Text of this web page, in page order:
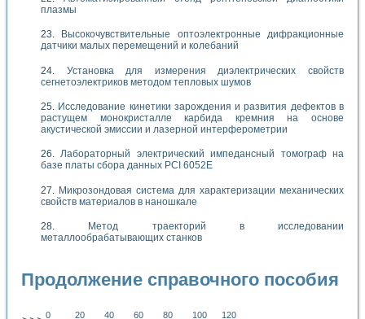
плазмы
Высокочувствительные оптоэлектронные дифракционные
датчики малых перемещений и колебаний
Установка для измерения диэлектрических свойств
сегнетоэлектриков методом тепловых шумов
Исследование кинетики зарождения и развития дефектов в
растущем монокристалле карбида кремния на основе
акустической эмиссии и лазерной интерферометрии
Лабораторный электрический импедансный томограф на
базе платы сбора данных PCI 6052E
Микрозондовая система для характеризации механических
свойств материалов в наношкале
Метод траекторий в исследовании
металлообрабатывающих станков
Продолжение справочного пособия
0 20 40 60 80 100 120